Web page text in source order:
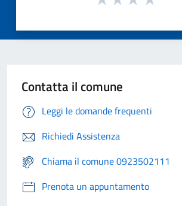
Contatta il comune
Leggi le domande frequenti
Richiedi Assistenza
Chiama il comune 0923502111
Prenota un appuntamento